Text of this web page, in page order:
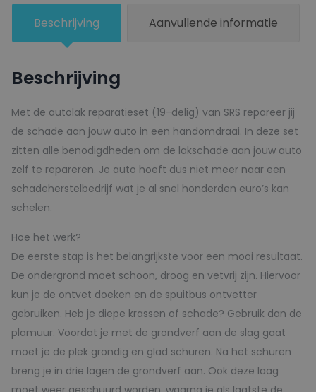
400ml
aantalBeschrijving Aanvullende informatie
Beschrijving
Met de autolak reparatieset (19-delig) van SRS repareer jij
de schade aan jouw auto in een handomdraai. In deze set
zitten alle benodigdheden om de lakschade aan jouw auto
zelf te repareren. Je auto hoeft dus niet meer naar een
schadeherstelbedrijf wat je al snel honderden euro’s kan
schelen.
Hoe het werk?
De eerste stap is het belangrijkste voor een mooi resultaat.
De ondergrond moet schoon, droog en vetvrij zijn. Hiervoor
kun je de ontvet doeken en de spuitbus ontvetter
gebruiken. Heb je diepe krassen of schade? Gebruik dan de
plamuur. Voordat je met de grondverf aan de slag gaat
moet je de plek grondig en glad schuren. Na het schuren
breng je in drie lagen de grondverf aan. Ook deze laag